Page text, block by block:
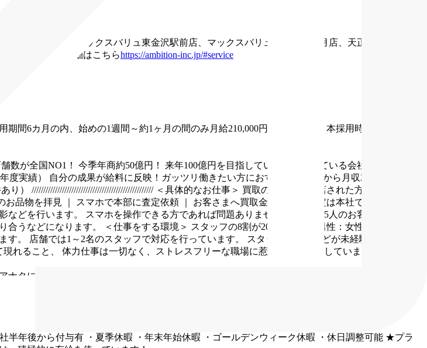
ンもりの里店、マックスバリュ東金沢駅前店、マックスバリュ増泉店、鞍月店、天正寺店、香林坊
新小松店） ▶詳細はこちらhttps://ambition-inc.jp/#service
期間6カ月の内、始めの1週間～約1ヶ月の間のみ月給210,000円～
その後、本採用時と同じ給与と
数が全国NO1！ 今季年商約50億円！
来年100億円を目指している急成長している会社です。
度実績） 自分の成果が給料に反映！ガッツリ働きたい方におすすめ
・20代から月収200万円の高収
り） //////////////////////////////////////////////////// ＜具体的なお仕事＞ 買取の査定でご来店された方の接客対応を
お品物を拝見 スマホで本部に査定依頼 お客さまへ買取金額を提示
査定は本社で行うので、品
などを行います。 スマホを操作できる方であれば問題ありません！
1日約4.5人のお客様を接客しま
合うなどになります。 ＜仕事をする環境＞ スタッフの8割が20代～30代、男性：女性＝6：4です。
す。 店舗では1～2名のスタッフで対応を行っています。
スタッフのほとんどが未経験スタート
れること、
体力仕事は一切なく、ストレスフリーな職場に惹かれた」と話していました。
ナタにピッタリです！
半年後から付与有 ・夏季休暇 ・年末年始休暇 ・ゴールデンウィーク休暇 ・休日調整可能 ★プラ